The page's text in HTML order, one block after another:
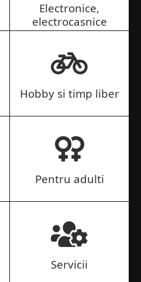
Electronice,
electrocasnice
Hobby si timp liber
Pentru adulti
Servicii